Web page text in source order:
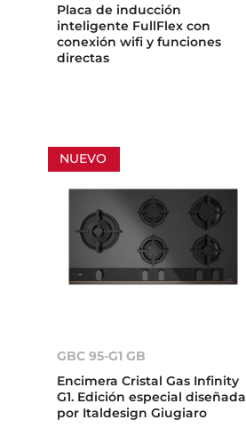
Placa de inducción
inteligente FullFlex con
conexión wifi y funciones
directas
NUEVO
GBC 95-G1 GB
Encimera Cristal Gas Infinity
G1. Edición especial diseñada
por Italdesign Giugiaro